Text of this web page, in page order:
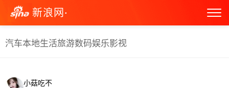
新浪网·
汽车本地生活旅游数码娱乐影视
小菇吃不